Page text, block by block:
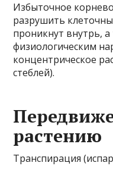
Избыточное
разрушить
проникнут внутрь,
физиологическим
концентрическое
стеблей).
растению
Транспирация